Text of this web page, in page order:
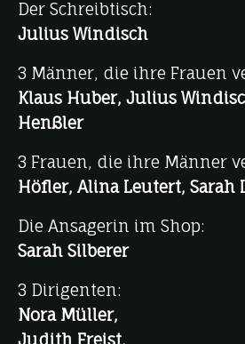
Der Schreibtisch:
Julius Windisch
3 Männer, die ihre Frauen
Klaus Huber, Julius
Henßler
3 Frauen, die ihre Männer
Höfler, Alina Leutert, Sarah
Die Ansagerin im Shop:
Sarah Silberer
3 Dirigenten:
Nora Müller,
Judith Freist,